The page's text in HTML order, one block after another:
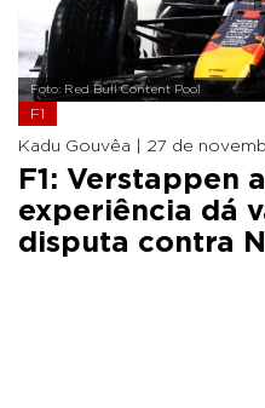
Foto: Red Bull Content Pool
F1
Kadu Gouvêa | 27 de
F1: Verstappen
experiência dá
disputa contra